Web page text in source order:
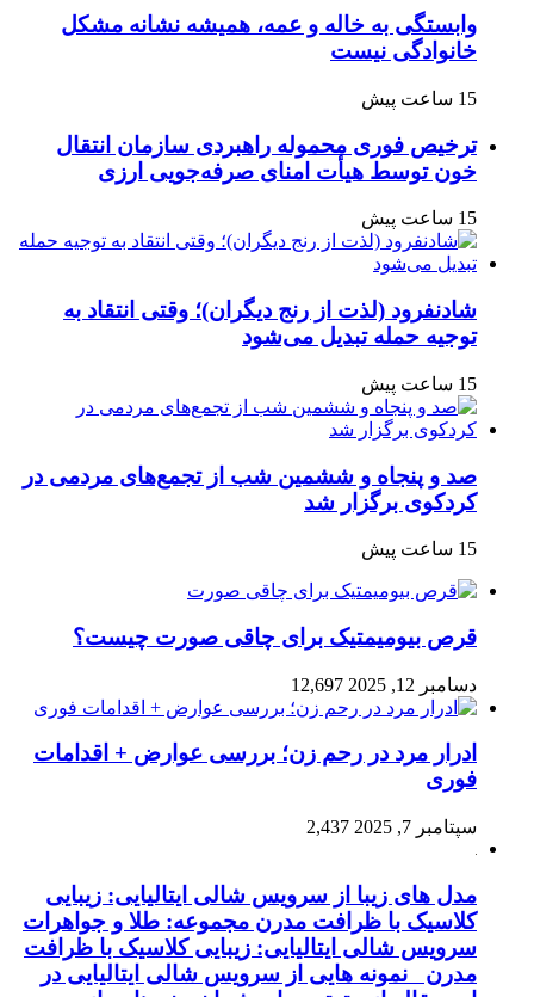
وابستگی به خاله و عمه، همیشه نشانه مشکل
خانوادگی نیست
15 ساعت پیش
ترخیص فوری محموله راهبردی سازمان انتقال
خون توسط هیأت امنای صرفه‌جویی ارزی
15 ساعت پیش
شادنفرود (لذت از رنج دیگران)؛ وقتی انتقاد به
توجیه حمله تبدیل می‌شود
15 ساعت پیش
صد و پنجاه‌ و ششمین شب از تجمع‌های مردمی در
کردکوی برگزار شد
15 ساعت پیش
قرص بیومیمتیک برای چاقی صورت چیست؟
دسامبر 12, 2025 12,697
ادرار مرد در رحم زن؛ بررسی عوارض + اقدامات
فوری
سپتامبر 7, 2025 2,437
مدل های زیبا از سرویس شالی ایتالیایی: زیبایی
کلاسیک با ظرافت مدرن مجموعه: طلا و جواهرات
سرویس شالی ایتالیایی: زیبایی کلاسیک با ظرافت
مدرن نمونه هایی از سرویس شالی ایتالیایی در